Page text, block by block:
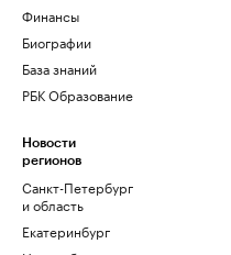
Финансы
Биографии
База знаний
РБК Образование
Новости
регионов
Санкт-Петербург
и область
Екатеринбург